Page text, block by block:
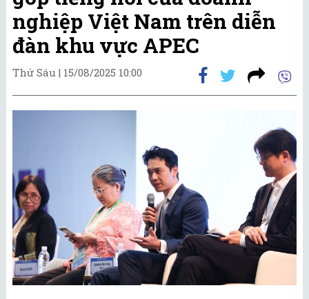
nghiệp Việt Nam trên diễn
đàn khu vực APEC
Thứ Sáu | 15/08/2025 10:00